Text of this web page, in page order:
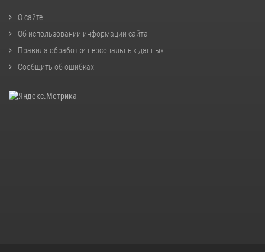
О сайте
Об использовании информации сайта
Правила обработки персональных данных
Сообщить об ошибках